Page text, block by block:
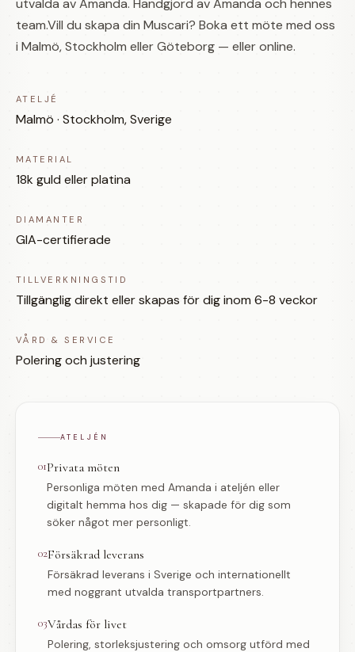
utvalda av Amanda. Handgjord av Amanda och hennes
team.Vill du skapa din Muscari? Boka ett möte med oss
i Malmö, Stockholm eller Göteborg — eller online.
ATELJÉ
Malmö · Stockholm, Sverige
MATERIAL
18k guld eller platina
DIAMANTER
GIA-certifierade
TILLVERKNINGSTID
Tillgänglig direkt eller skapas för dig inom 6-8 veckor
VÅRD & SERVICE
Polering och justering
ATELJÉN
01Privata möten
Personliga möten med Amanda i ateljén eller
digitalt hemma hos dig — skapade för dig som
söker något mer personligt.
02Försäkrad leverans
Försäkrad leverans i Sverige och internationellt
med noggrant utvalda transportpartners.
03Vårdas för livet
Polering, storleksjustering och omsorg utförd med